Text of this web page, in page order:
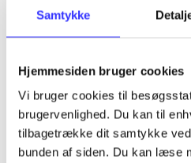
Samtykke
Hjemmesiden bruger cookies
Vi bruger cookies til
brugervenlighed. Du kan til
tilbagetrække dit samtykke
bunden af siden. Du kan læse
Tidsskrift
Artiklerne i handler ofte om